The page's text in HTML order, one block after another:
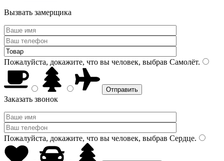
Вызвать замерщика
Пожалуйста, докажите, что вы человек, выбрав Самолёт.
Заказать звонок
Пожалуйста, докажите, что вы человек, выбрав Сердце.